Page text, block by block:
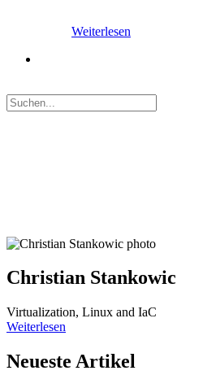
Weiterlesen
Christian Stankowic
Virtualization, Linux and IaC
Weiterlesen
Neueste Artikel